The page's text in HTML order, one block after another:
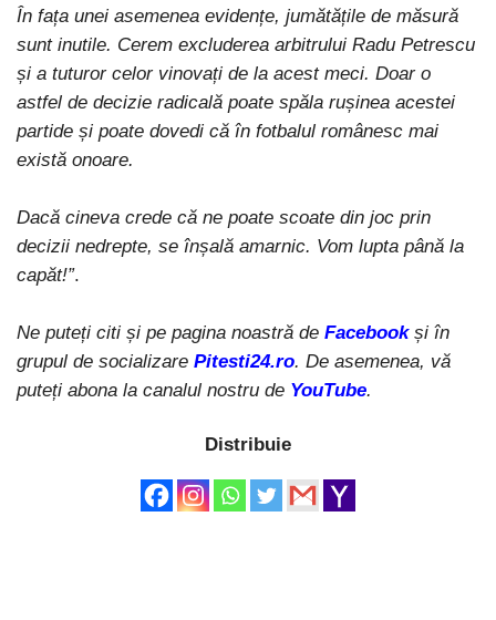
În fața unei asemenea evidențe, jumătățile de măsură
sunt inutile. Cerem excluderea arbitrului Radu Petrescu
și a tuturor celor vinovați de la acest meci. Doar o
astfel de decizie radicală poate spăla rușinea acestei
partide și poate dovedi că în fotbalul românesc mai
există onoare.
Dacă cineva crede că ne poate scoate din joc prin
decizii nedrepte, se înșală amarnic. Vom lupta până la
capăt!”.
Ne puteți citi și pe pagina noastră de Facebook și în
grupul de socializare Pitesti24.ro. De asemenea, vă
puteți abona la canalul nostru de YouTube.
Distribuie